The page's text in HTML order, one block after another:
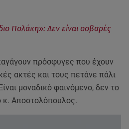
Πολάκη»: Δεν είναι σοβαρές
πρόσφυγες που έχουν
ακτές και τους πετάνε πάλι
μοναδικό φαινόμενο, δεν το
κ. Αποστολόπουλος.